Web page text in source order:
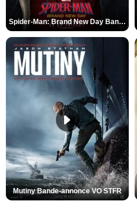
Spider-Man: Brand New Day Bande-annonce VO STFR
Mutiny Bande-annonce VO STFR